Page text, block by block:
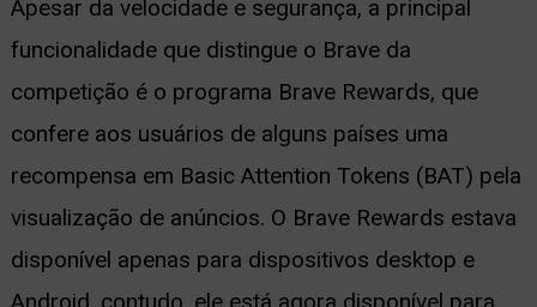
Apesar da velocidade e segurança, a principal
funcionalidade que distingue o Brave da
competição é o programa Brave Rewards, que
confere aos usuários de alguns países uma
recompensa em Basic Attention Tokens (BAT) pela
visualização de anúncios. O Brave Rewards estava
disponível apenas para dispositivos desktop e